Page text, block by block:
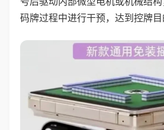
码牌过程中进行干预，达到控牌目